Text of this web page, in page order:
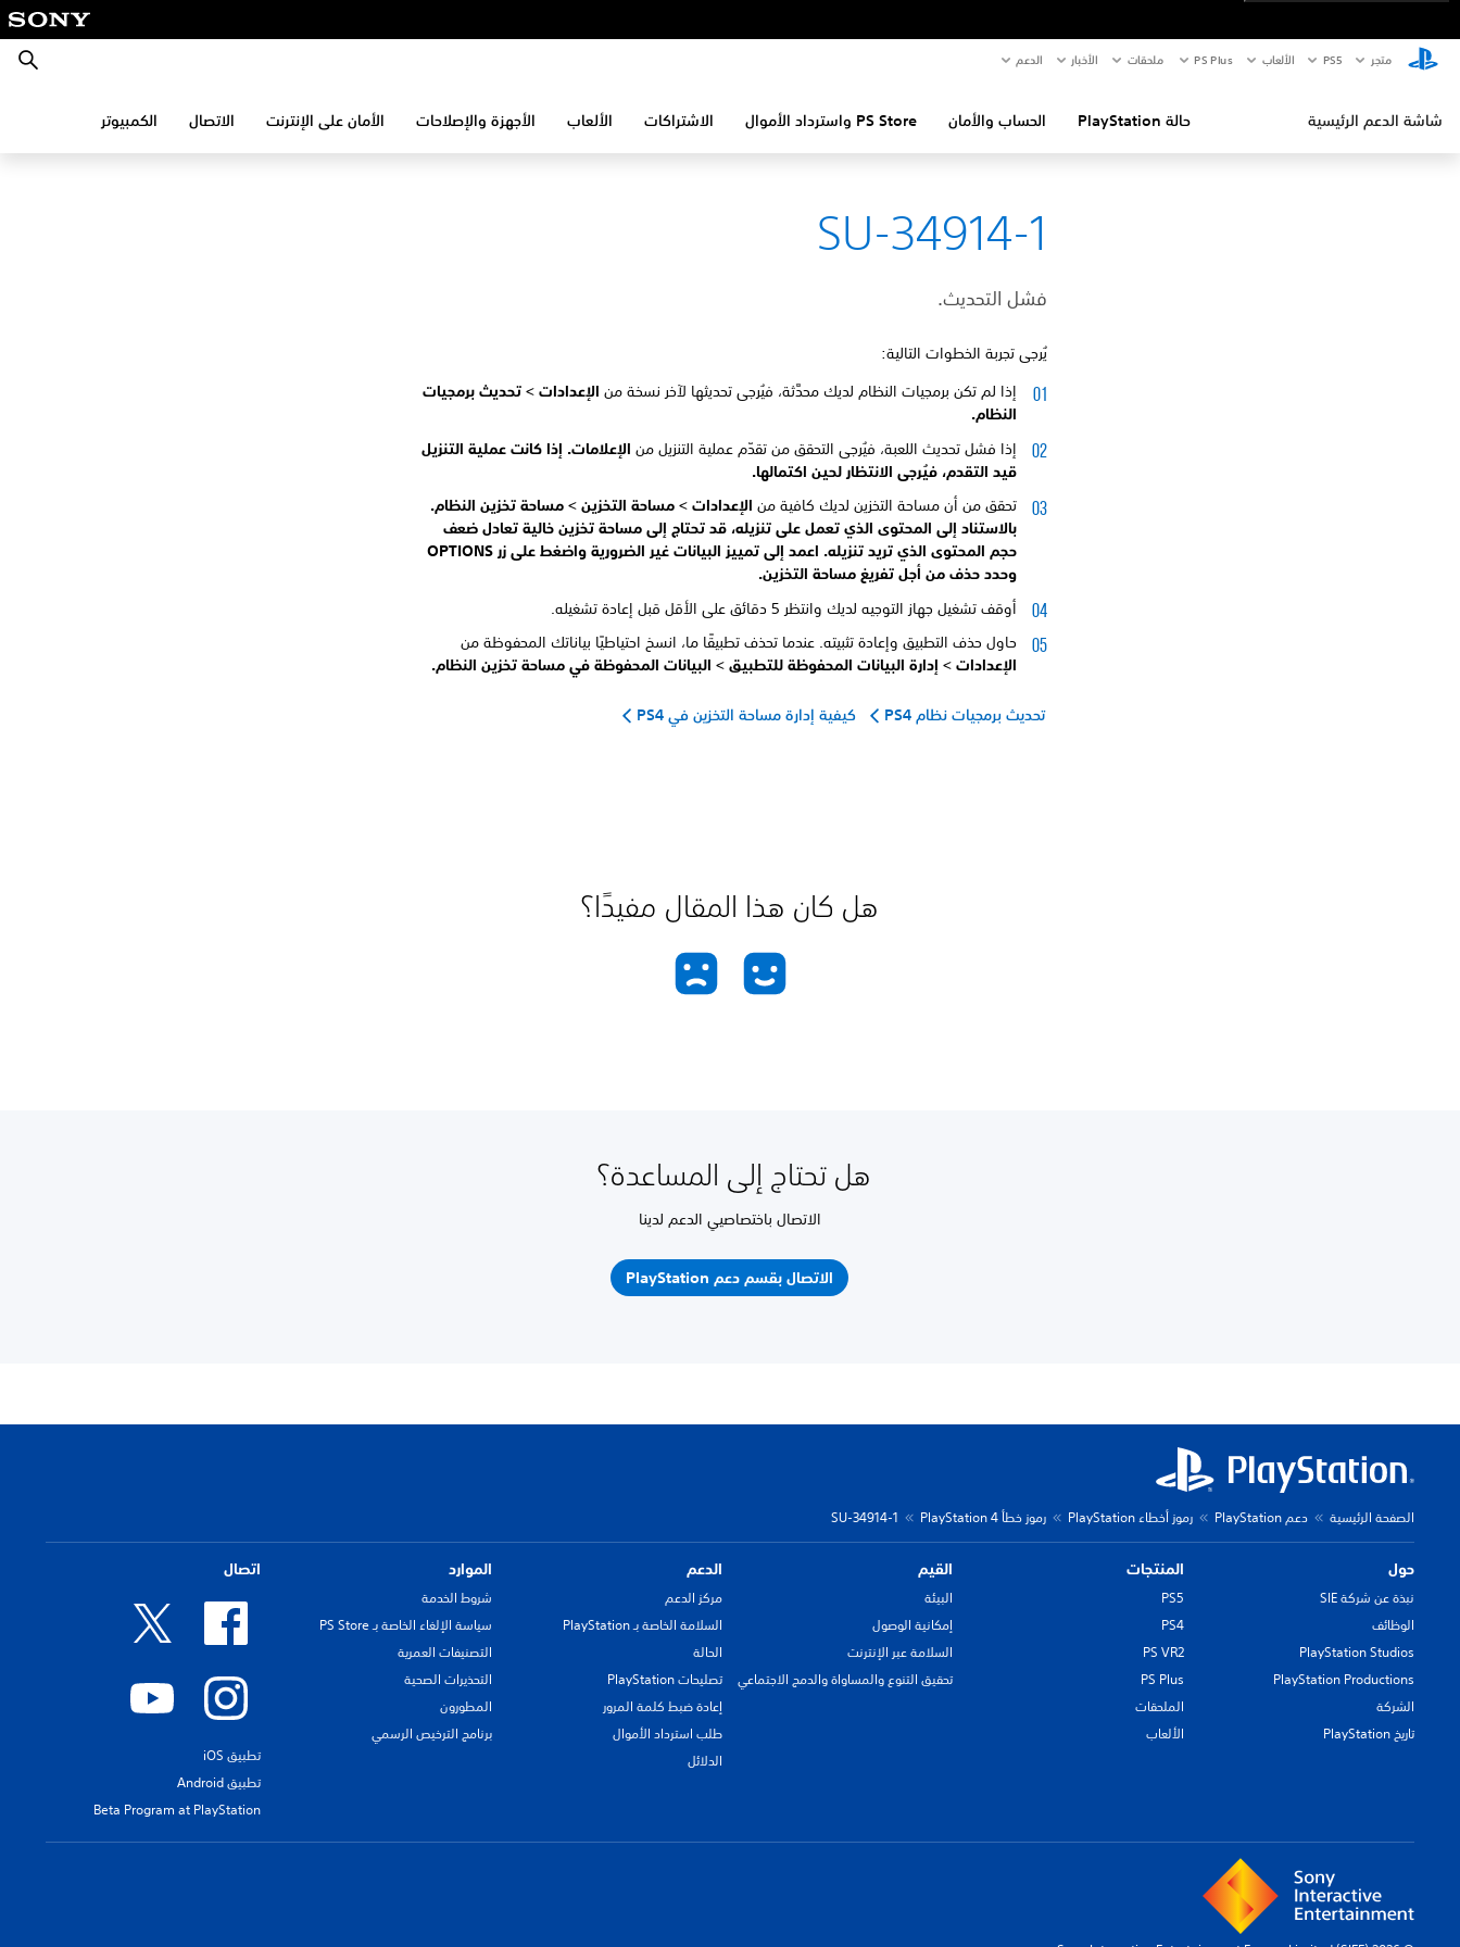
متجر PS5‏ الألعاب PS Plus ملحقات الأخبار الدعم بحث
شاشة الدعم الرئيسية حالة PlayStation الحساب والأمان PS Store واسترداد الأموال الاشتراكات الألعاب الأجهزة والإصلاحات الأمان على الإنترنت الاتصال الكمبيوتر
SU-34914-1
فشل التحديث.
يُرجى تجربة الخطوات التالية:
إذا لم تكن برمجيات النظام لديك محدَّثة، فيُرجى تحديثها لآخر نسخة من الإعدادات >تحديث برمجيات
النظام.
إذا فشل تحديث اللعبة، فيُرجى التحقق من تقدّم عملية التنزيل من الإعلامات. إذا كانت عملية التنزيل
قيد التقدم، فيُرجى الانتظار لحين اكتمالها.
تحقق من أن مساحة التخزين لديك كافية من الإعدادات >مساحة التخزين >مساحة تخزين النظام.
بالاستناد إلى المحتوى الذي تعمل على تنزيله، قد تحتاج إلى مساحة تخزين خالية تعادل ضعف
حجم المحتوى الذي تريد تنزيله. اعمد إلى تمييز البيانات غير الضرورية واضغط على زرOPTIONS
وحددحذف من أجل تفريغ مساحة التخزين.
أوقف تشغيل جهاز التوجيه لديك وانتظر 5 دقائق على الأقل قبل إعادة تشغيله.
حاول حذف التطبيق وإعادة تثبيته. عندما تحذف تطبيقًا ما، انسخ احتياطيًا بياناتك المحفوظة من
الإعدادات > إدارة البيانات المحفوظة للتطبيق > البيانات المحفوظة في مساحة تخزين النظام.
تحديث برمجيات نظام PS4 كيفية إدارة مساحة التخزين في PS4
هل كان هذا المقال مفيدًا؟
هل تحتاج إلى المساعدة؟
الاتصال باختصاصيي الدعم لدينا
الاتصال بقسم دعم PlayStation
الصفحة الرئيسية دعم PlayStation رموز أخطاء PlayStation رموز خطأ PlayStation 4 SU-34914-1
حول
نبذة عن شركة SIE
الوظائف
PlayStation Studios
PlayStation Productions
الشركة
تاريخ PlayStation
المنتجات
PS5
PS4
PS VR2
PS Plus
الملحقات
الألعاب
القيم
البيئة
إمكانية الوصول
السلامة عبر الإنترنت
تحقيق التنوع والمساواة والدمج الاجتماعي
الدعم
مركز الدعم
السلامة الخاصة بـ PlayStation
الحالة
تصليحات PlayStation
إعادة ضبط كلمة المرور
طلب استرداد الأموال
الدلائل
الموارد
شروط الخدمة
سياسة الإلغاء الخاصة بـ PS Store
التصنيفات العمرية
التحذيرات الصحية
المطورون
برنامج الترخيص الرسمي
اتصال
تطبيق iOS
تطبيق Android
Beta Program at PlayStation